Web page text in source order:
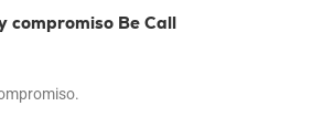
compromiso Be Call